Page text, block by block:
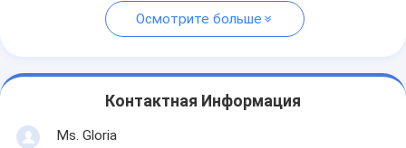
Осмотрите больше
Контактная Информация
Ms. Gloria